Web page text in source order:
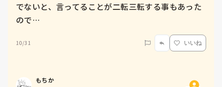
でないと、言ってることが二転三転する事もあった
ので…
10/31 いいね
もちか